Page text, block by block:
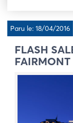
Paru le: 18/04/2016
FLASH